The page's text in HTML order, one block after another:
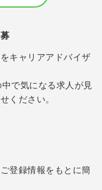
キャリアアドバイザ
で気になる求人が見
ください。
登録情報をもとに簡